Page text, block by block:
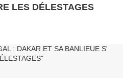
LES DÉLESTAGES